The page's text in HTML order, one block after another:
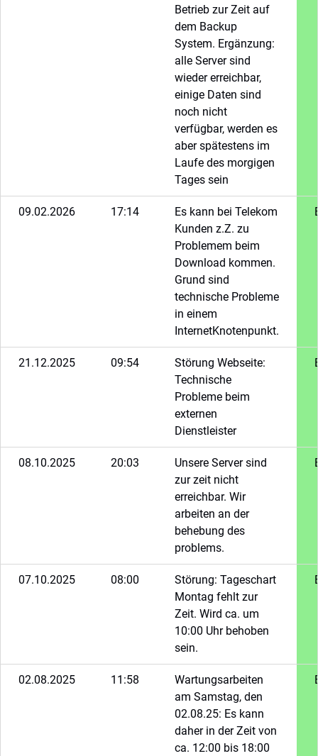
Betrieb zur Zeit auf
dem Backup
System. Ergänzung:
alle Server sind
wieder erreichbar,
einige Daten sind
noch nicht
verfügbar, werden es
aber spätestens im
Laufe des morgigen
Tages sein
09.02.2026 17:14
Es kann bei Telekom
Kunden z.Z. zu
Problemem beim
Download kommen.
Grund sind
technische Probleme
in einem
InternetKnotenpunkt.
21.12.2025 09:54
Störung Webseite:
Technische
Probleme beim
externen
Dienstleister
08.10.2025 20:03
Unsere Server sind
zur zeit nicht
erreichbar. Wir
arbeiten an der
behebung des
problems.
07.10.2025 08:00
Störung: Tageschart
Montag fehlt zur
Zeit. Wird ca. um
10:00 Uhr behoben
sein.
02.08.2025 11:58
Wartungsarbeiten
am Samstag, den
02.08.25: Es kann
daher in der Zeit von
ca. 12:00 bis 18:00